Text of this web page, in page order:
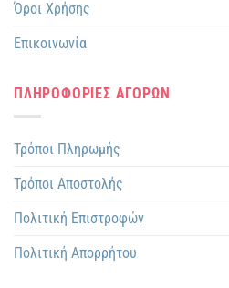
Όροι Χρήσης
Επικοινωνία
ΠΛΗΡΟΦΟΡΙΕΣ ΑΓΟΡΩΝ
Τρόποι Πληρωμής
Τρόποι Αποστολής
Πολιτική Επιστροφών
Πολιτική Απορρήτου